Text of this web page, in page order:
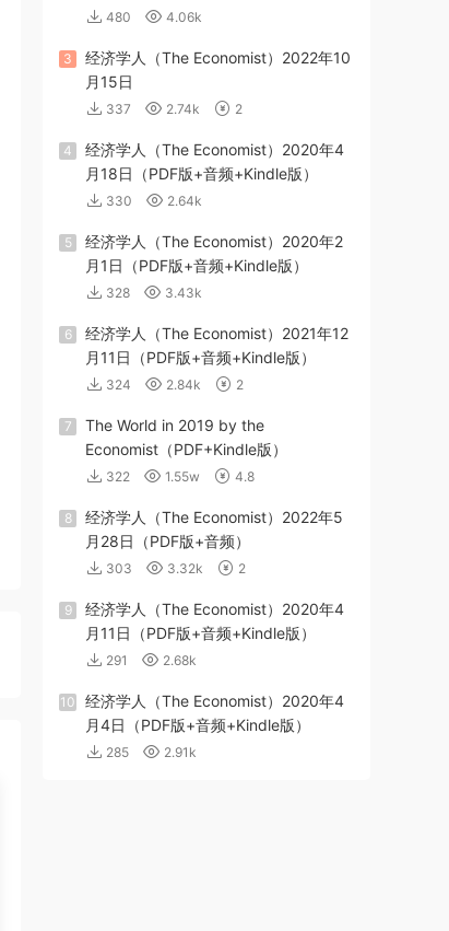
480 4.06k
3
经济学人（The Economist）2022年10
月15日
337 2.74k 2
4
经济学人（The Economist）2020年4
月18日（PDF版+音频+Kindle版）
330 2.64k
5
经济学人（The Economist）2020年2
月1日（PDF版+音频+Kindle版）
328 3.43k
6
经济学人（The Economist）2021年12
月11日（PDF版+音频+Kindle版）
324 2.84k 2
7
The World in 2019 by the
Economist（PDF+Kindle版）
322 1.55w 4.8
8
经济学人（The Economist）2022年5
月28日（PDF版+音频）
303 3.32k 2
9
经济学人（The Economist）2020年4
月11日（PDF版+音频+Kindle版）
291 2.68k
10
经济学人（The Economist）2020年4
月4日（PDF版+音频+Kindle版）
285 2.91k